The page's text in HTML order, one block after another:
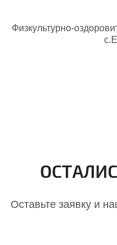
Физкультурно-
Оставьте заявку и